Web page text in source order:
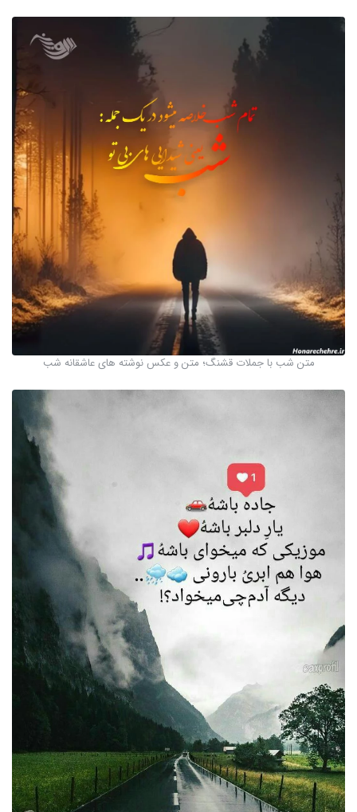
متن شب با جملات قشنگ؛ متن و عکس نوشته های عاشقانه شب